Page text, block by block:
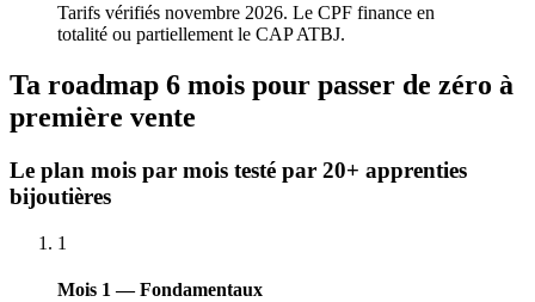
Tarifs vérifiés novembre 2026. Le CPF finance en
totalité ou partiellement le CAP ATBJ.
Ta roadmap 6 mois pour passer de zéro à
première vente
Le plan mois par mois testé par 20+ apprenties
bijoutières
1
Mois 1 — Fondamentaux